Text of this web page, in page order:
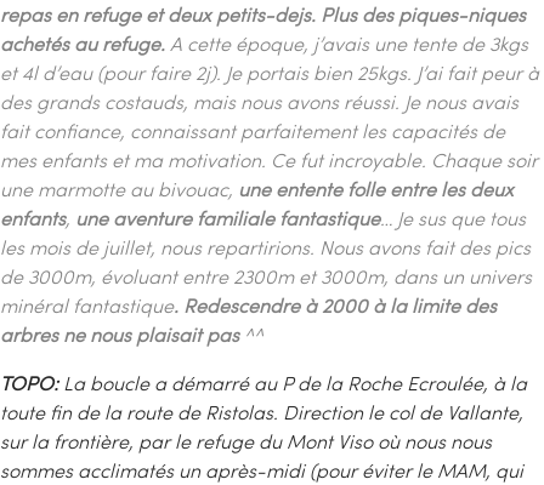
repas en refuge et deux petits-dejs. Plus des piques-niques
achetés au refuge. A cette époque, j’avais une tente de 3kgs
et 4l d’eau (pour faire 2j). Je portais bien 25kgs. J’ai fait peur à
des grands costauds, mais nous avons réussi. Je nous avais
fait confiance, connaissant parfaitement les capacités de
mes enfants et ma motivation. Ce fut incroyable. Chaque soir
une marmotte au bivouac, une entente folle entre les deux
enfants, une aventure familiale fantastique… Je sus que tous
les mois de juillet, nous repartirions. Nous avons fait des pics
de 3000m, évoluant entre 2300m et 3000m, dans un univers
minéral fantastique. Redescendre à 2000 à la limite des
arbres ne nous plaisait pas^^
TOPO:La boucle a démarré au P de la Roche Ecroulée, à la
toute fin de la route de Ristolas. Direction le col de Vallante,
sur la frontière, par le refuge du Mont Viso où nous nous
sommes acclimatés un après-midi (pour éviter le MAM, qui